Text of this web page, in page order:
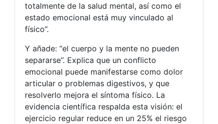
totalmente de la salud mental, así como el
estado emocional está muy vinculado al
físico”.
Y añade: “el cuerpo y la mente no pueden
separarse”. Explica que un conflicto
emocional puede manifestarse como dolor
articular o problemas digestivos, y que
resolverlo mejora el síntoma físico. La
evidencia científica respalda esta visión: el
ejercicio regular reduce en un 25% el riesgo